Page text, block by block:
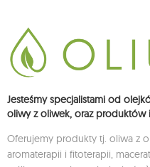
Jesteśmy specjalistami od
oliwy z oliwek, oraz produktów
Oferujemy produkty tj. oliwa z
aromaterapii i fitoterapii,